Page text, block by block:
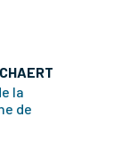
la
de